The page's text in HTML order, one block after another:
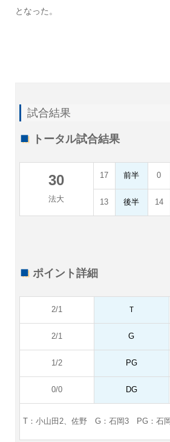
となった。
試合結果
トータル試合結果
30
法大
17 前半 0
13 後半 14
ポイント詳細
2/1 Ｔ
2/1 G
1/2 PG
0/0 DG
T：小山田2、佐野 G：石岡3 PG：石